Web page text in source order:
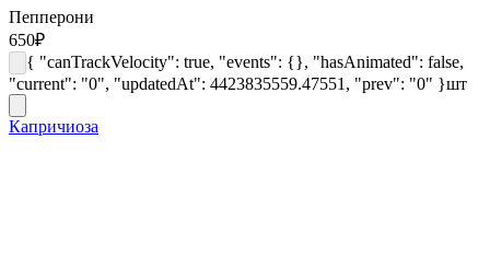
Пепперони
650₽
{ "canTrackVelocity": true, "events": {}, "hasAnimated": false,
"current": "0", "updatedAt": 4423835559.47551, "prev": "0" }шт
Капричиоза